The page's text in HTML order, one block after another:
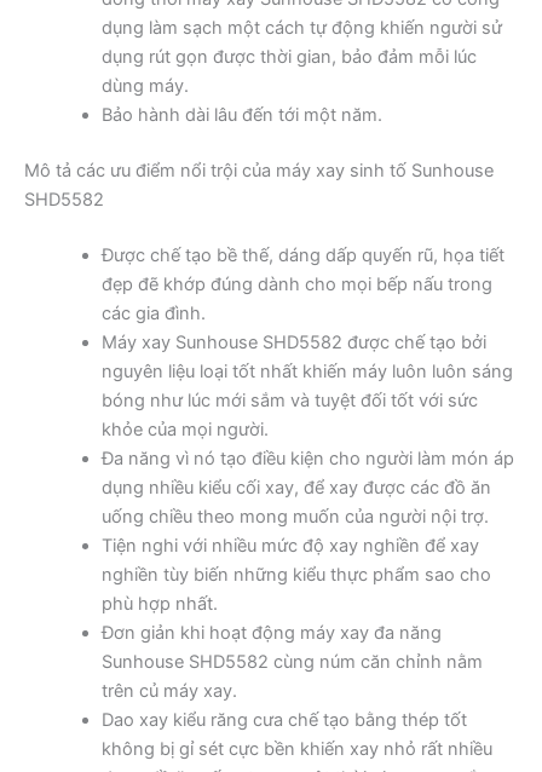
dụng làm sạch một cách tự động khiến người sử
dụng rút gọn được thời gian, bảo đảm mỗi lúc
dùng máy.
Bảo hành dài lâu đến tới một năm.
Mô tả các ưu điểm nổi trội của máy xay sinh tố Sunhouse
SHD5582
Được chế tạo bề thế, dáng dấp quyến rũ, họa tiết
đẹp đẽ khớp đúng dành cho mọi bếp nấu trong
các gia đình.
Máy xay Sunhouse SHD5582 được chế tạo bởi
nguyên liệu loại tốt nhất khiến máy luôn luôn sáng
bóng như lúc mới sắm và tuyệt đối tốt với sức
khỏe của mọi người.
Đa năng vì nó tạo điều kiện cho người làm món áp
dụng nhiều kiểu cối xay, để xay được các đồ ăn
uống chiều theo mong muốn của người nội trợ.
Tiện nghi với nhiều mức độ xay nghiền để xay
nghiền tùy biến những kiểu thực phẩm sao cho
phù hợp nhất.
Đơn giản khi hoạt động máy xay đa năng
Sunhouse SHD5582 cùng núm căn chỉnh nằm
trên củ máy xay.
Dao xay kiểu răng cưa chế tạo bằng thép tốt
không bị gỉ sét cực bền khiến xay nhỏ rất nhiều